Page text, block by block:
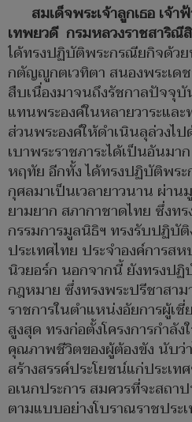
สมเด็จพระเจ้าลูกเธอ เจ้
เทพยวดี กรมหลวงราชสาริณี
ได้ทรงปฏิบัติพระกรณียกิจด้วย
กตัญญูกตเวทิตา สนองพระเด
สืบเนื่องมาจนถึงรัชกาลปัจจุ
แทนพระองค์ในหลายวาระแล
ส่วนพระองค์ให้ดำเนินลุล่วงไ
เบาพระราชภาระได้เป็นอันมา
หฤทัย อีกทั้ง ได้ทรงปฏิบัติพร
กุศลมาเป็นเวลายาวนาน ผ่า
ยามยาก สภากาชาดไทย ซึ่งท
กรรมการมูลนิธิฯ ทรงรับปฏิบั
ประเทศไทย ประจำองค์การส
นิวยอร์ก นอกจากนี้ ยังทรงป
กฎหมาย ซึ่งทรงพระปรีชาสาม
ราชการในตำแหน่งอัยการผู้เ
สูงสุด ทรงก่อตั้งโครงการกำลั
คุณภาพชีวิตของผู้ต้องขัง นับว่
สร้างสรรค์ประโยชน์แก่ประเ
อเนกประการ สมควรที่จะสถา
ตามแบบอย่างโบราณราชประ